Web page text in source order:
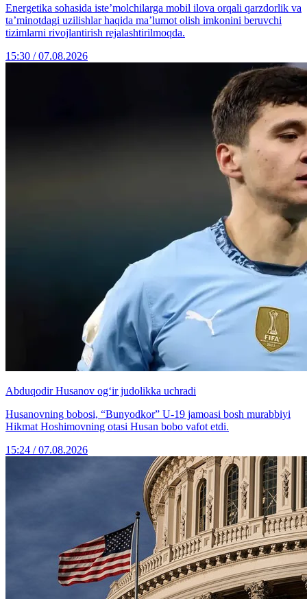
Energetika sohasida iste’molchilarga mobil ilova orqali qarzdorlik va
ta’minotdagi uzilishlar haqida ma’lumot olish imkonini beruvchi
tizimlarni rivojlantirish rejalashtirilmoqda.
15:30 / 07.08.2026
Abduqodir Husanov og‘ir judolikka uchradi
Husanovning bobosi, “Bunyodkor” U-19 jamoasi bosh murabbiyi
Hikmat Hoshimovning otasi Husan bobo vafot etdi.
15:24 / 07.08.2026